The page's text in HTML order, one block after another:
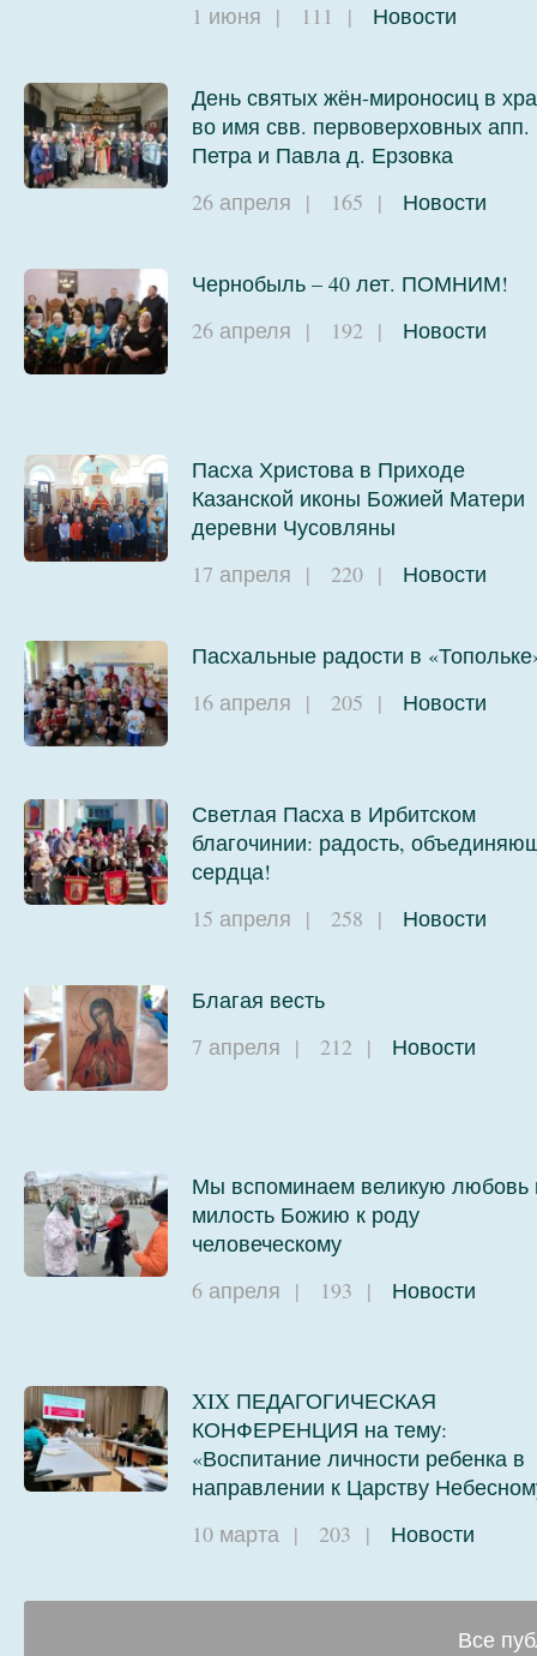
1 июня | 111 | Новости
День святых жён-мироносиц в
во имя свв. первоверховных апп.
Петра и Павла д. Ерзовка
26 апреля | 165 | Новости
Чернобыль – 40 лет. ПОМНИМ!
26 апреля | 192 | Новости
Пасха Христова в Приходе
Казанской иконы Божией Матери
деревни Чусовляны
17 апреля | 220 | Новости
Пасхальные радости в
16 апреля | 205 | Новости
Светлая Пасха в Ирбитском
благочинии: радость,
сердца!
15 апреля | 258 | Новости
Благая весть
7 апреля | 212 | Новости
Мы вспоминаем великую любовь
милость Божию к роду
человеческому
6 апреля | 193 | Новости
XIX ПЕДАГОГИЧЕСКАЯ
КОНФЕРЕНЦИЯ на тему:
«Воспитание личности ребенка в
направлении к Царству
10 марта | 203 | Новости
Все